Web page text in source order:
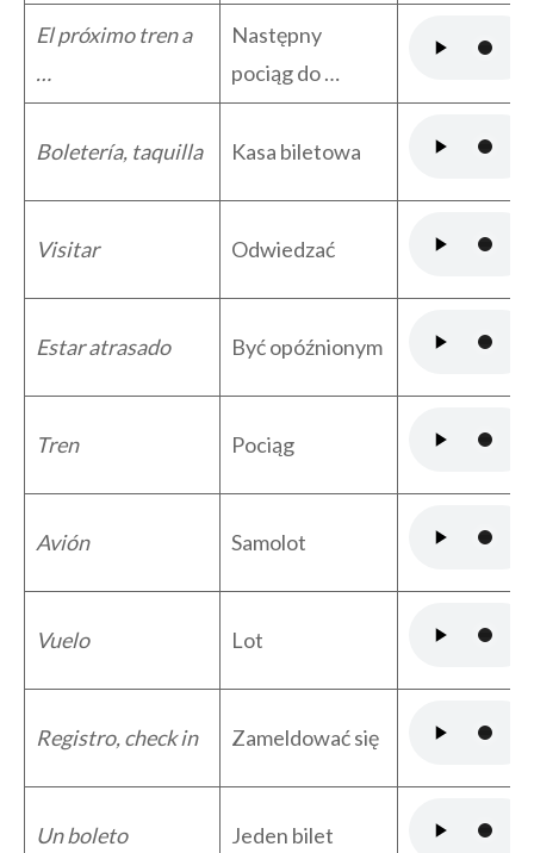
El próximo tren a
…
Następny
pociąg do …
Boletería, taquilla Kasa biletowa
Visitar Odwiedzać
Estar atrasado Być opóźnionym
Tren Pociąg
Avión Samolot
Vuelo Lot
Registro, check in Zameldować się
Un boleto Jeden bilet